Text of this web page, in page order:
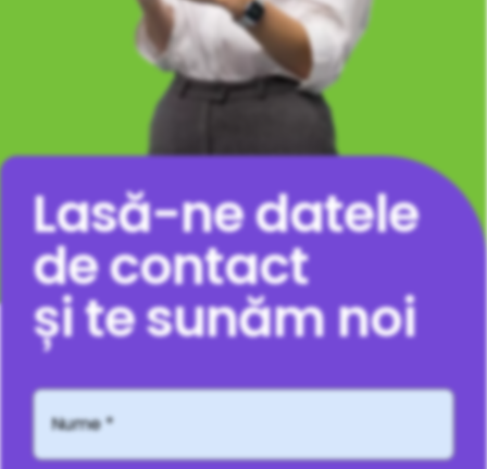
Lasă-ne datele
de contact
și te sunăm noi
Nume